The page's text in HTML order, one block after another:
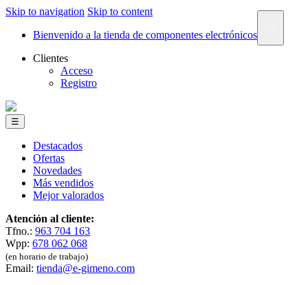
Skip to navigation Skip to content
Bienvenido a la tienda de componentes electrónicos
Clientes
Acceso
Registro
☰
Destacados
Ofertas
Novedades
Más vendidos
Mejor valorados
Atención al cliente:
Tfno.: 963 704 163
Wpp: 678 062 068
(en horario de trabajo)
Email: tienda@e-gimeno.com